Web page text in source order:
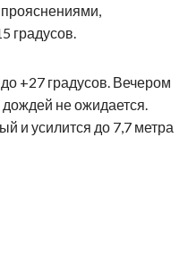
градусов.
+27 градусов. Вечером
не ожидается.
и усилится до 7,7 метра